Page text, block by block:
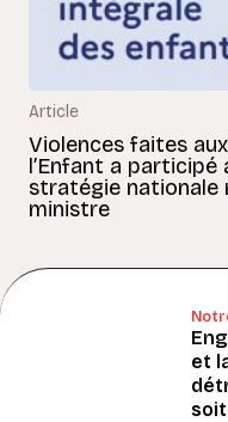
Article
Violences faites
l’Enfant a
stratégie nationale
ministre
et